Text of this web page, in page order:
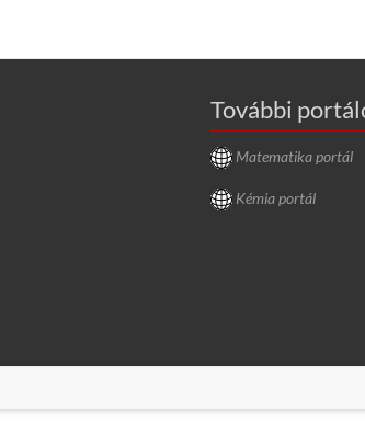
További
Matematika portál
Kémia portál